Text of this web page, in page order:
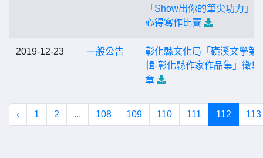
「Show出你的筆尖功力」
心得寫作比賽
2019-12-23 一般公告
彰化縣文化局「磺溪文學第
輯-彰化縣作家作品集」徵集
章
‹ 1 2 ... 108 109 110 111 112 113